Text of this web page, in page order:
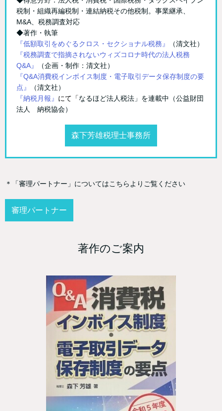
税制・組織再編税制・連結納税その他税制。事業継承、
M&A、税務調査対応
◆著作・執筆
『低額取引をめぐるクロス・セクショナル税務』
（清文社）
『税務調査で指摘されないウィズコロナ時代の法人税務
Q&A』
（企画・制作：清文社）
『Q&A消費税インボイス制度・電子取引データ保存制度の要
点』
（清文社）
『納税月報』 にて「なるほど法人税法」を連載中（公益財団
法人 納税協会）
森下芳雄税理士事務所
＊「審理パートナー」についてはこちらよりご覧ください
審理パートナー
著作のご案内